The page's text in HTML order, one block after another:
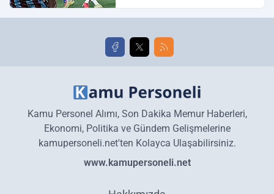
golleri!
Kamu Personel Alımı, Son Dakika Memur Haberleri,
Ekonomi, Politika ve Gündem Gelişmelerine
kamupersoneli.net'ten Kolayca Ulaşabilirsiniz.
www.kamupersoneli.net